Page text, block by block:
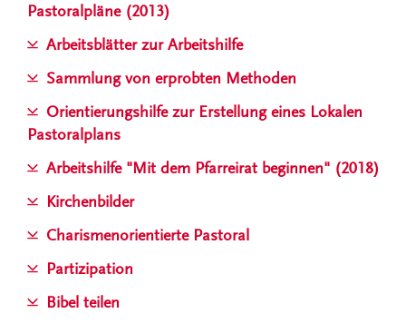
Pastoralpläne (2013)
Arbeitsblätter zur Arbeitshilfe
Sammlung von erprobten Methoden
Orientierungshilfe zur Erstellung eines Lokalen
Pastoralplans
Arbeitshilfe "Mit dem Pfarreirat beginnen" (2018)
Kirchenbilder
Charismenorientierte Pastoral
Partizipation
Bibel teilen